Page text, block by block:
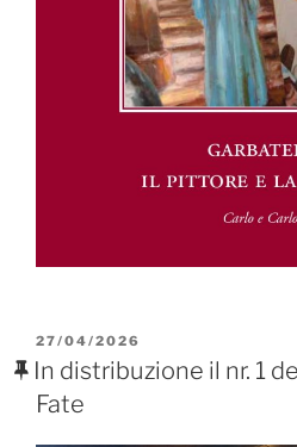
PUBBLICATO
IL
27/04/2026
In distribuzione il nr. 1
Fate